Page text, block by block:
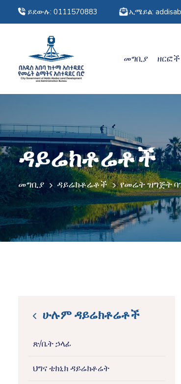
ይደውሉ: 0111570883 ኢሜይል:
መግቢያ ዘርፎች
ዳይሬክቶሬቶች
መግቢያ ዳይሬክቶሬቶች የመሬት ዝግጅት
icon
ሁሉም ዳይሬክቶሬቶች
ጽ/ቤት ኃላፊ
ህግና ቴክኒክ ዳይሬክቶሬት